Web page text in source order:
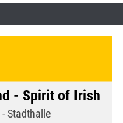
- Spirit of Irish
Stadthalle